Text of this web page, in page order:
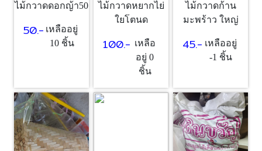
ไม้กวาดดอกญ้า50
50.- เหลืออยู่
10 ชิ้น
ไม้กวาดหยากไย่
ใยโตนด
100.- เหลือ
อยู่ 0
ชิ้น
ไม้กวาดก้าน
มะพร้าว ใหญ่
45.- เหลืออยู่
-1 ชิ้น